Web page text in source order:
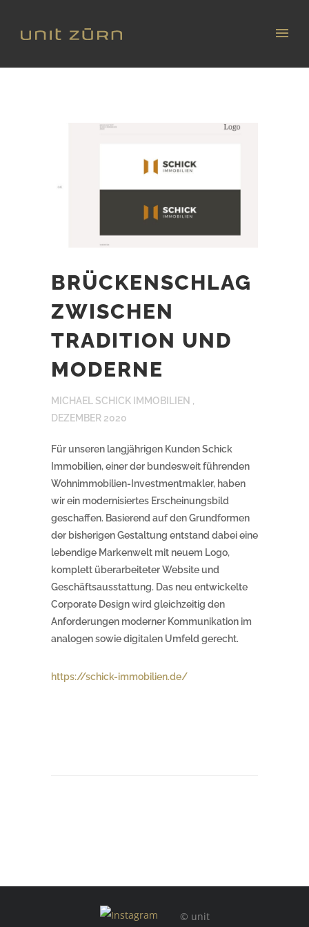
BRÜCKENSCHLAG
ZWISCHEN
TRADITION UND
MODERNE
MICHAEL SCHICK IMMOBILIEN ,
DEZEMBER 2020
Für unseren langjährigen Kunden Schick
Immobilien, einer der bundesweit führenden
Wohnimmobilien-Investmentmakler, haben
wir ein modernisiertes Erscheinungsbild
geschaffen. Basierend auf den Grundformen
der bisherigen Gestaltung entstand dabei eine
lebendige Markenwelt mit neuem Logo,
komplett überarbeiteter Website und
Geschäftsausstattung. Das neu entwickelte
Corporate Design wird gleichzeitig den
Anforderungen moderner Kommunikation im
analogen sowie digitalen Umfeld gerecht.
https://schick-immobilien.de/
© unit